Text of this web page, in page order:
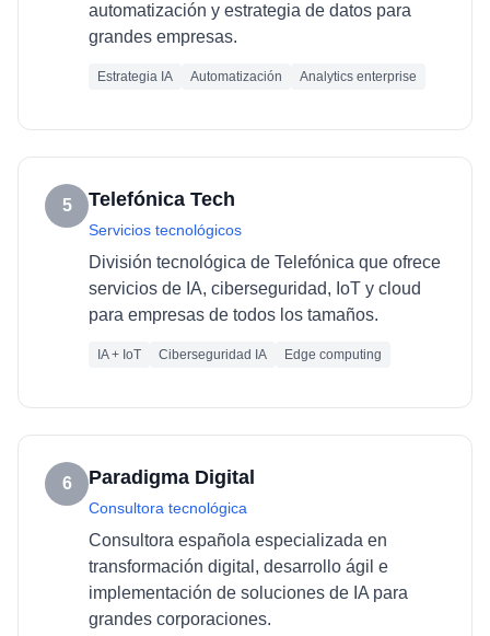
automatización y estrategia de datos para
grandes empresas.
Estrategia IA Automatización Analytics enterprise
5 Telefónica Tech
Servicios tecnológicos
División tecnológica de Telefónica que ofrece
servicios de IA, ciberseguridad, IoT y cloud
para empresas de todos los tamaños.
IA + IoT Ciberseguridad IA Edge computing
6 Paradigma Digital
Consultora tecnológica
Consultora española especializada en
transformación digital, desarrollo ágil e
implementación de soluciones de IA para
grandes corporaciones.